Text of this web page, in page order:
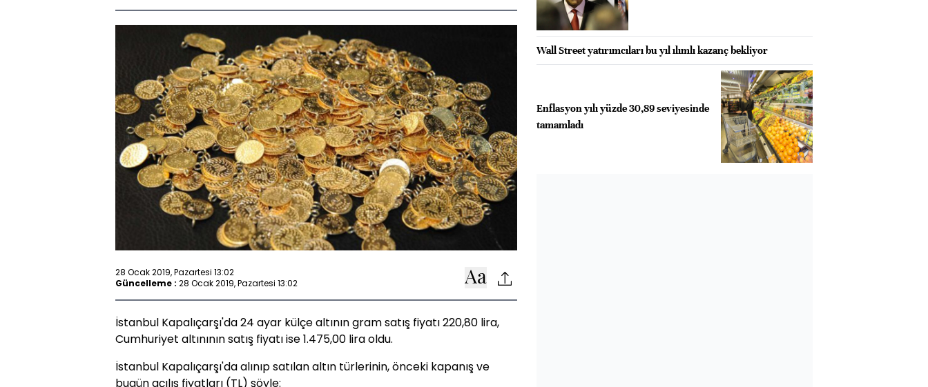
28 Ocak 2019, Pazartesi 13:02
Güncelleme : 28 Ocak 2019, Pazartesi 13:02
İstanbul Kapalıçarşı'da 24 ayar külçe altının gram satış fiyatı 220,80 lira,
Cumhuriyet altınının satış fiyatı ise 1.475,00 lira oldu.
İstanbul Kapalıçarşı'da alınıp satılan altın türlerinin, önceki kapanış ve
bugün açılış fiyatları (TL) şöyle:
Wall Street yatırımcıları bu yıl ılımlı kazanç bekliyor
Enflasyon yılı yüzde 30,89 seviyesinde
tamamladı